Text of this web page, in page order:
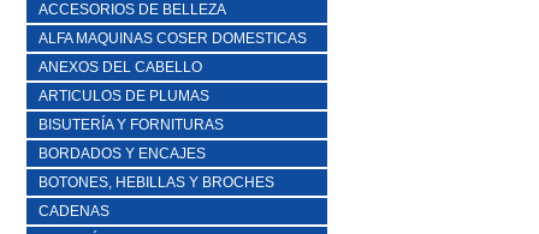
ACCESORIOS DE BELLEZA
ALFA MAQUINAS COSER DOMESTICAS
ANEXOS DEL CABELLO
ARTICULOS DE PLUMAS
BISUTERÍA Y FORNITURAS
BORDADOS Y ENCAJES
BOTONES, HEBILLAS Y BROCHES
CADENAS